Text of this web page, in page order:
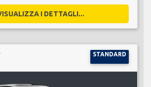
I DETTAGLI...
STANDARD